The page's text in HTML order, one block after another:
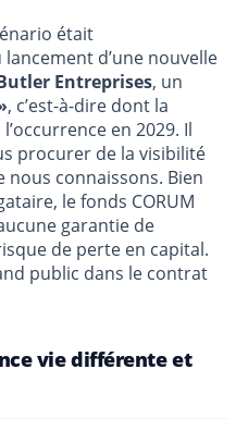
était
d’une nouvelle
Entreprises, un
, c’est-à-dire dont la
en 2029. Il
procurer de la visibilité
connaissons. Bien
le fonds CORUM
garantie de
de perte en capital.
public dans le contrat
vie différente et